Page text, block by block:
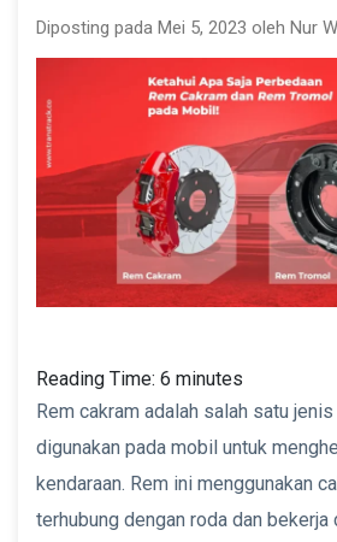
Diposting pada Mei 5, 2023 oleh Nur
Reading Time: 6 minutes
Rem cakram adalah salah satu
digunakan pada mobil untuk
kendaraan. Rem ini menggunakan
terhubung dengan roda dan bekerja